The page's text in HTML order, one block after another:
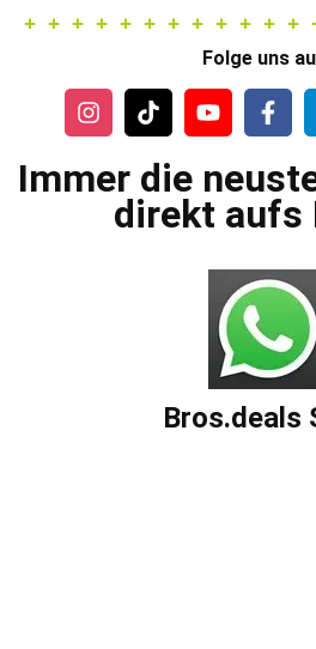
Folge uns
Immer die
direkt aufs
Bros.deals